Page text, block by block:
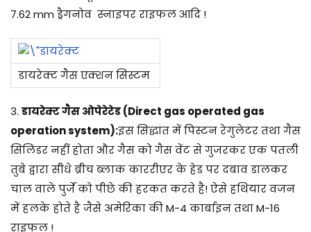
7.62 mm ड्रैगनोव स्नाइपर राइफल आदि !
डायरेक्ट गैस एक्शन सिस्टम
3. डायरेक्ट गैस ओपेरेटेड (Direct gas operated gas
operation system):इस सिद्धांत में पिस्टन रेगुलेटर तथा गैस
सिलिंडर नहीं होता और गैस को गैस वेंट से गुजरकर एक पतली
तुबे द्वारा सीधे ब्रीच ब्लाक काररीएर के हेड पर दबाव डालकर
चाल वाले पुर्जे को पीछे की हरकत करते है! ऐसे हथियार वजन
में हलके होते है जैसे अमेरिका की M-4 कार्बाइन तथा M-16
राइफल !